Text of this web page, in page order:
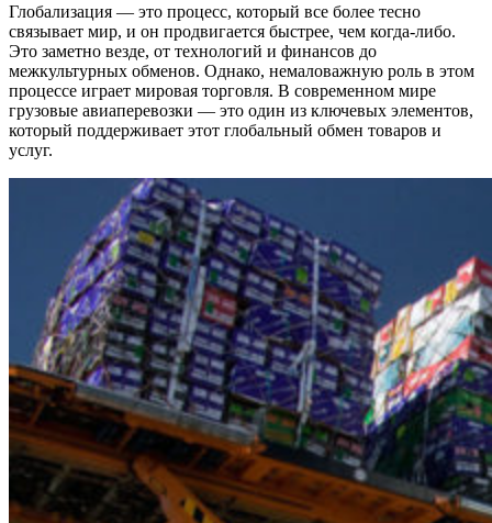
Глобализация — это процесс, который все более тесно
связывает мир, и он продвигается быстрее, чем когда-либо.
Это заметно везде, от технологий и финансов до
межкультурных обменов. Однако, немаловажную роль в этом
процессе играет мировая торговля. В современном мире
грузовые авиаперевозки — это один из ключевых элементов,
который поддерживает этот глобальный обмен товаров и
услуг.